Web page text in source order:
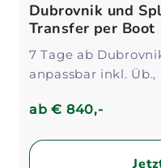
Dubrovnik und
Transfer per Boot
7 Tage ab
anpassbar inkl.
ab€ 840,-